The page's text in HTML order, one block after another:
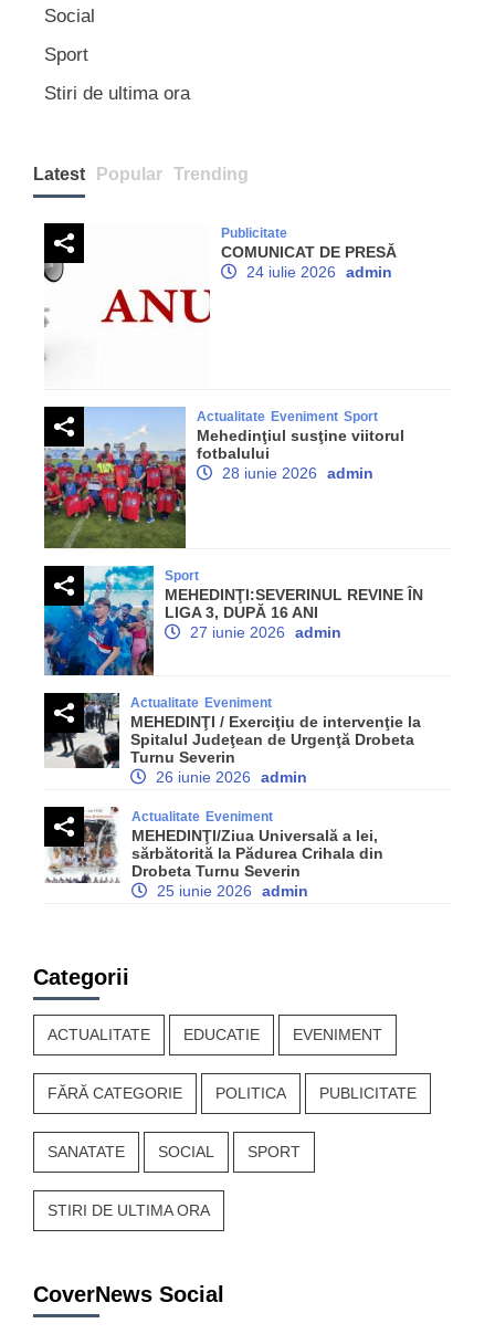
Social
Sport
Stiri de ultima ora
Latest Popular Trending
Publicitate
COMUNICAT DE PRESĂ
24 iulie 2026
admin
Actualitate Eveniment Sport
Mehedinţiul susţine viitorul
fotbalului
28 iunie 2026
admin
Sport
MEHEDINŢI:SEVERINUL REVINE ÎN
LIGA 3, DUPĂ 16 ANI
27 iunie 2026
admin
Actualitate Eveniment
MEHEDINŢI / Exerciţiu de intervenţie la
Spitalul Judeţean de Urgenţă Drobeta
Turnu Severin
26 iunie 2026
admin
Actualitate Eveniment
MEHEDINŢI/Ziua Universală a Iei,
sărbătorită la Pădurea Crihala din
Drobeta Turnu Severin
25 iunie 2026
admin
Categorii
ACTUALITATE EDUCATIE EVENIMENT
FĂRĂ CATEGORIE POLITICA PUBLICITATE
SANATATE SOCIAL SPORT
STIRI DE ULTIMA ORA
CoverNews Social